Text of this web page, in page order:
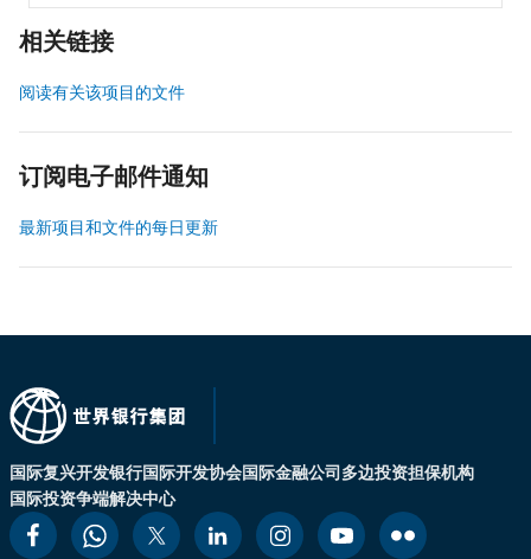
相关链接
阅读有关该项目的文件
订阅电子邮件通知
最新项目和文件的每日更新
国际复兴开发银行国际开发协会国际金融公司多边投资担保机构
国际投资争端解决中心